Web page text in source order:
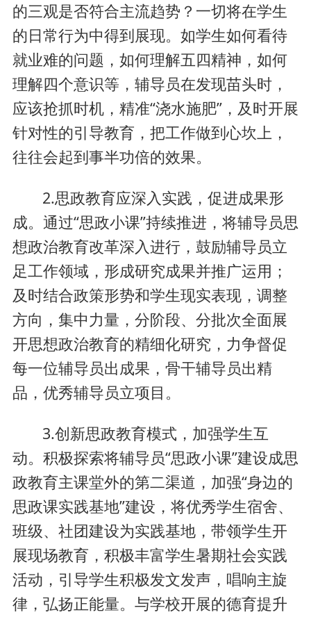
的三观是否符合主流趋势？一切将在学生
的日常行为中得到展现。如学生如何看待
就业难的问题，如何理解五四精神，如何
理解四个意识等，辅导员在发现苗头时，
应该抢抓时机，精准“浇水施肥”，及时开展
针对性的引导教育，把工作做到心坎上，
往往会起到事半功倍的效果。
2.思政教育应深入实践，促进成果形
成。通过“思政小课”持续推进，将辅导员思
想政治教育改革深入进行，鼓励辅导员立
足工作领域，形成研究成果并推广运用；
及时结合政策形势和学生现实表现，调整
方向，集中力量，分阶段、分批次全面展
开思想政治教育的精细化研究，力争督促
每一位辅导员出成果，骨干辅导员出精
品，优秀辅导员立项目。
3.创新思政教育模式，加强学生互
动。积极探索将辅导员“思政小课”建设成思
政教育主课堂外的第二渠道，加强“身边的
思政课实践基地”建设，将优秀学生宿舍、
班级、社团建设为实践基地，带领学生开
展现场教育，积极丰富学生暑期社会实践
活动，引导学生积极发文发声，唱响主旋
律，弘扬正能量。与学校开展的德育提升